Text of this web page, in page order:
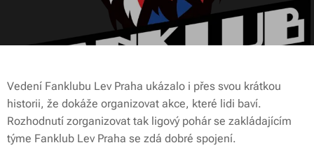
Vedení Fanklubu Lev Praha ukázalo i přes svou krátkou
historii, že dokáže organizovat akce, které lidi baví.
Rozhodnutí zorganizovat tak ligový pohár se zakládajícím
týme Fanklub Lev Praha se zdá dobré spojení.